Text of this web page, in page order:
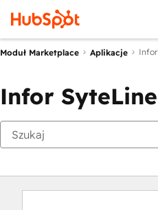
Moduł Marketplace Aplikacje
Infor